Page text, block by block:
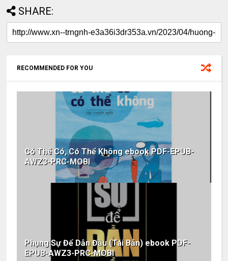
SHARE:
RECOMMENDED FOR YOU
Có Thể Có, Có Thể Không ebook PDF-EPUB-
AWZ3-PRC-MOBI
Phụng Sự Để Dẫn Đầu (Tái Bản) ebook PDF-
EPUB-AWZ3-PRC-MOBI